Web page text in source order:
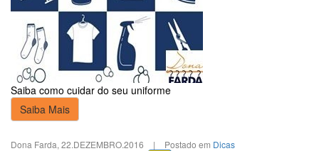
Saiba como cuidar do seu uniforme
Saiba Mais
Dona Farda, 22.DEZEMBRO.2016 | Postado em Dicas